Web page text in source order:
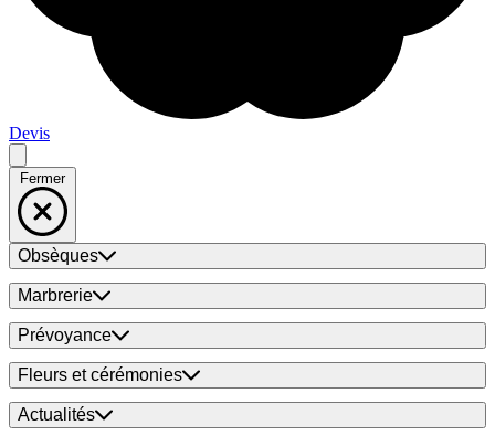
Devis
Fermer
Obsèques
Marbrerie
Prévoyance
Fleurs et cérémonies
Actualités